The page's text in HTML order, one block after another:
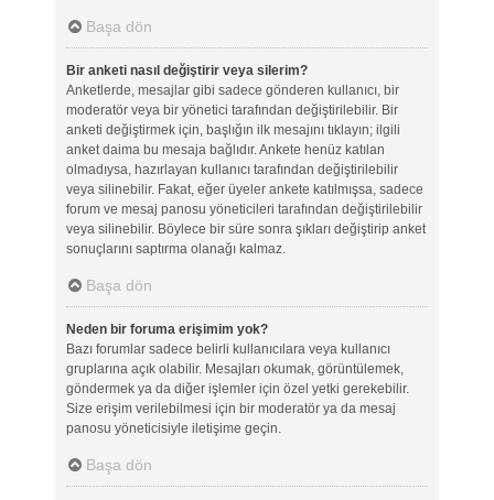
Başa dön
Bir anketi nasıl değiştirir veya silerim?
Anketlerde, mesajlar gibi sadece gönderen kullanıcı, bir
moderatör veya bir yönetici tarafından değiştirilebilir. Bir
anketi değiştirmek için, başlığın ilk mesajını tıklayın; ilgili
anket daima bu mesaja bağlıdır. Ankete henüz katılan
olmadıysa, hazırlayan kullanıcı tarafından değiştirilebilir
veya silinebilir. Fakat, eğer üyeler ankete katılmışsa, sadece
forum ve mesaj panosu yöneticileri tarafından değiştirilebilir
veya silinebilir. Böylece bir süre sonra şıkları değiştirip anket
sonuçlarını saptırma olanağı kalmaz.
Başa dön
Neden bir foruma erişimim yok?
Bazı forumlar sadece belirli kullanıcılara veya kullanıcı
gruplarına açık olabilir. Mesajları okumak, görüntülemek,
göndermek ya da diğer işlemler için özel yetki gerekebilir.
Size erişim verilebilmesi için bir moderatör ya da mesaj
panosu yöneticisiyle iletişime geçin.
Başa dön